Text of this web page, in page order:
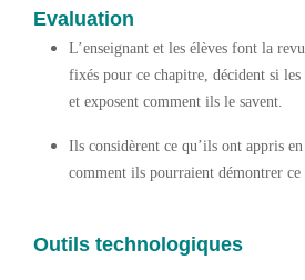
Evaluation
L’enseignant et les élèves font la
fixés pour ce chapitre, décident si
et exposent comment ils le savent.
Ils considèrent ce qu’ils ont appris
comment ils pourraient démontrer ce
Outils technologiques